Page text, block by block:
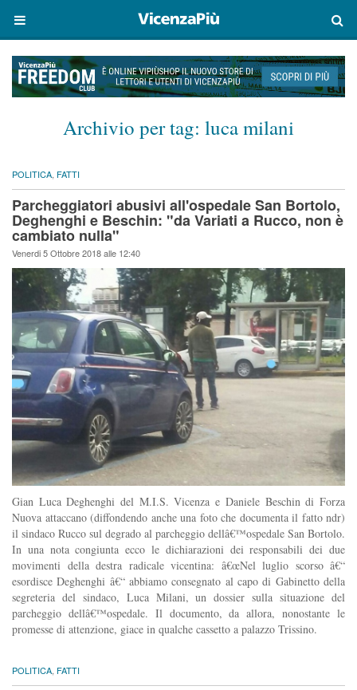
Archivio per tag: luca milani
POLITICA, FATTI
Parcheggiatori abusivi all'ospedale San Bortolo,
Deghenghi e Beschin: "da Variati a Rucco, non è
cambiato nulla"
Venerdi 5 Ottobre 2018 alle 12:40
Gian Luca Deghenghi del M.I.S. Vicenza e Daniele Beschin di Forza
Nuova attaccano (diffondendo anche una foto che documenta il fatto ndr)
il sindaco Rucco sul degrado al parcheggio dellâ€™ospedale San Bortolo.
In una nota congiunta ecco le dichiarazioni dei responsabili dei due
movimenti della destra radicale vicentina: â€œNel luglio scorso â€“
esordisce Deghenghi â€“ abbiamo consegnato al capo di Gabinetto della
segreteria del sindaco, Luca Milani, un dossier sulla situazione del
parcheggio dellâ€™ospedale. Il documento, da allora, nonostante le
promesse di attenzione, giace in qualche cassetto a palazzo Trissino.
POLITICA, FATTI